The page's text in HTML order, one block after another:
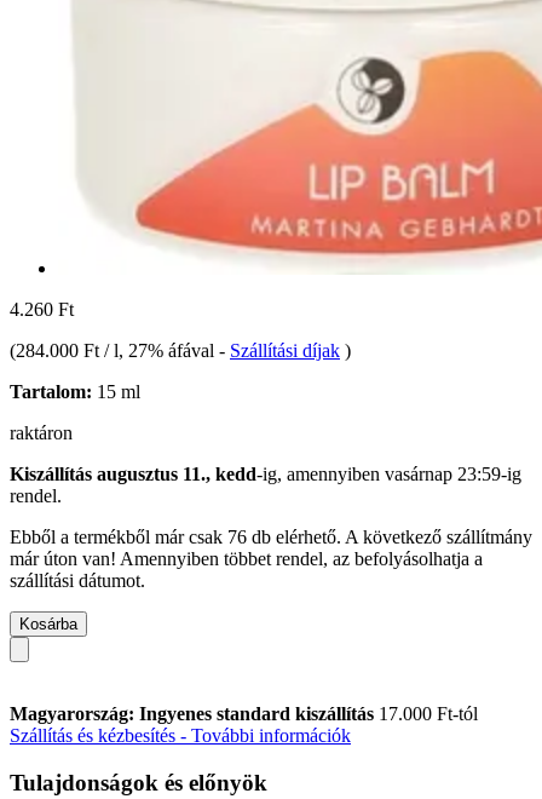
4.260 Ft
(284.000 Ft / l, 27% áfával - Szállítási díjak )
Tartalom: 15 ml
raktáron
Kiszállítás augusztus 11., kedd-ig, amennyiben vasárnap 23:59-ig
rendel.
Ebből a termékből már csak 76 db elérhető. A következő szállítmány
már úton van! Amennyiben többet rendel, az befolyásolhatja a
szállítási dátumot.
Kosárba
Magyarország: Ingyenes standard kiszállítás 17.000 Ft-tól
Szállítás és kézbesítés - További információk
Tulajdonságok és előnyök